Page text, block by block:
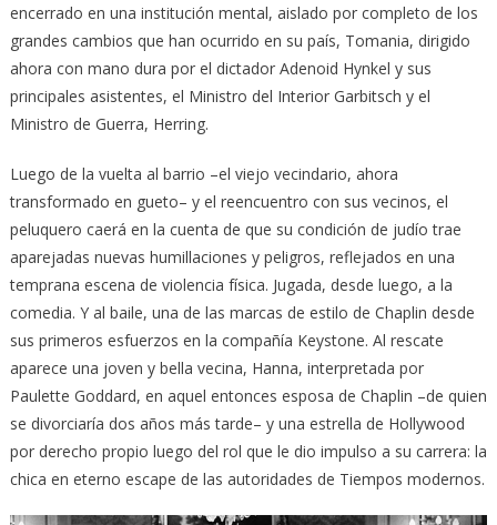
encerrado en una institución mental, aislado por completo de los
grandes cambios que han ocurrido en su país, Tomania, dirigido
ahora con mano dura por el dictador Adenoid Hynkel y sus
principales asistentes, el Ministro del Interior Garbitsch y el
Ministro de Guerra, Herring.
Luego de la vuelta al barrio –el viejo vecindario, ahora
transformado en gueto– y el reencuentro con sus vecinos, el
peluquero caerá en la cuenta de que su condición de judío trae
aparejadas nuevas humillaciones y peligros, reflejados en una
temprana escena de violencia física. Jugada, desde luego, a la
comedia. Y al baile, una de las marcas de estilo de Chaplin desde
sus primeros esfuerzos en la compañía Keystone. Al rescate
aparece una joven y bella vecina, Hanna, interpretada por
Paulette Goddard, en aquel entonces esposa de Chaplin –de quien
se divorciaría dos años más tarde– y una estrella de Hollywood
por derecho propio luego del rol que le dio impulso a su carrera: la
chica en eterno escape de las autoridades de Tiempos modernos.